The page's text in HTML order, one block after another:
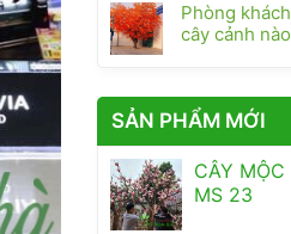
Phòng
cây cảnh
SẢN PHẨM MỚI
CÂY
MS 23